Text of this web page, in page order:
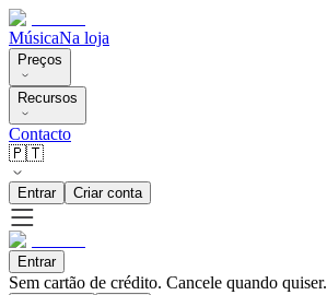
MúsicaNa loja
Preços
Recursos
Contacto
🇵🇹
Entrar Criar conta
Entrar
Sem cartão de crédito. Cancele quando quiser.